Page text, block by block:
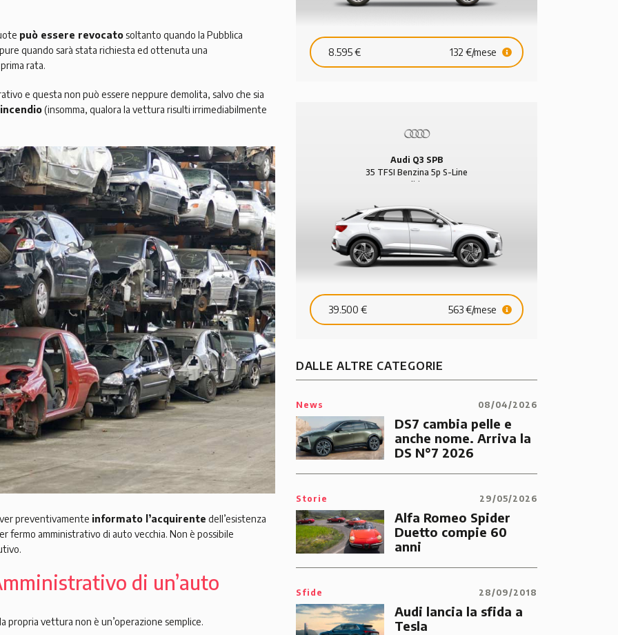
può essere revocatosoltanto quando la Pubblica
quando sarà stata richiesta ed ottenuta una
rata.
e questa non può essere neppure demolita, salvo che sia
incendio(insomma, qualora la vettura risulti irrimediabilmente
preventivamente informato l’acquirente dell’esistenza
fermo amministrativo di auto vecchia. Non è possibile
di un’auto
propria vettura non è un’operazione semplice.
8.595 € 132 €/mese
Audi Q3 SPB
35 TFSI Benzina 5p S-Line
Edition
39.500 € 563 €/mese
DALLE ALTRE CATEGORIE
News 08/04/2026
DS7 cambia pelle e
anche nome. Arriva la
DS N°7 2026
Storie 29/05/2026
Alfa Romeo Spider
Duetto compie 60
anni
Sfide 28/09/2018
Audi lancia la sfida a
Tesla